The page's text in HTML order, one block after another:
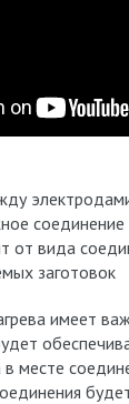
соединение
от вида
заготовок
имеет
в месте